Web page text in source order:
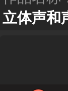
立体声和